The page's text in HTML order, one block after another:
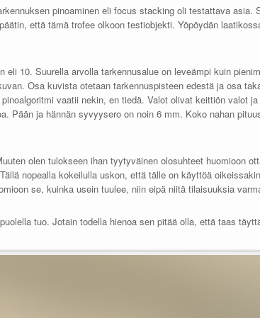
pinoaminen eli focus stacking oli testattava asia.
että tämä trofee olkoon testiobjekti. Yöpöydän
10. Suurella arvolla tarkennusalue on leveämpi kuin
Osa kuvista otetaan tarkennuspisteen edestä ja osa
vaatii nekin, en tiedä. Valot olivat keittiön valot
Pään ja hännän syvyysero on noin 6 mm. Koko nahan
olen tulokseen ihan tyytyväinen olosuhteet huomioon
nopealla kokeilulla uskon, että tälle on käyttöä
se, kuinka usein tuulee, niin eipä niitä tilaisuuksia
tuo. Jotain todella hienoa sen pitää olla, että taas